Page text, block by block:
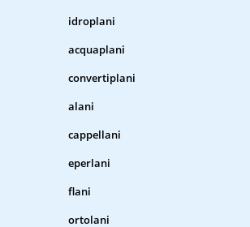
idroplani
acquaplani
convertiplani
alani
cappellani
eperlani
flani
ortolani